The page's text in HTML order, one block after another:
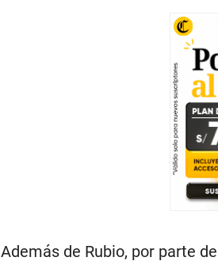
Además de Rubio, por parte de